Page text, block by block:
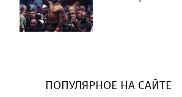
ПОПУЛЯРНОЕ НА САЙТЕ